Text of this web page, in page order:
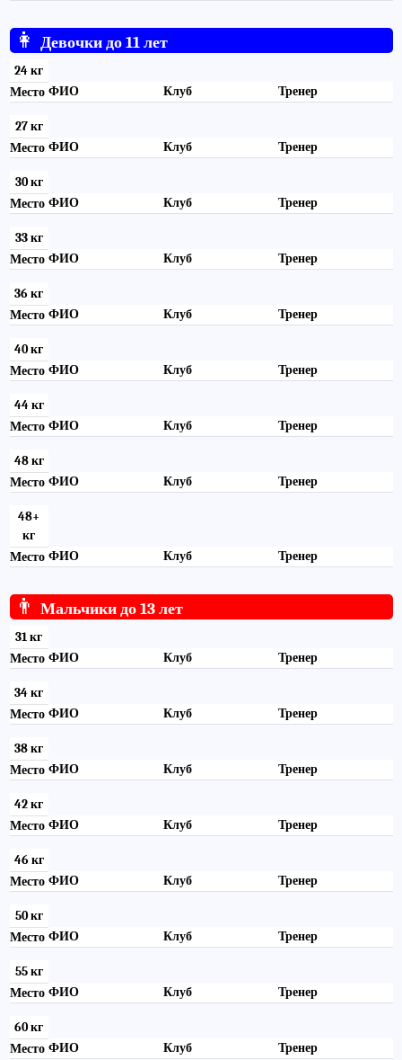
👩 Девочки до 11 лет
24 кг
Место ФИО Клуб Тренер
27 кг
Место ФИО Клуб Тренер
30 кг
Место ФИО Клуб Тренер
33 кг
Место ФИО Клуб Тренер
36 кг
Место ФИО Клуб Тренер
40 кг
Место ФИО Клуб Тренер
44 кг
Место ФИО Клуб Тренер
48 кг
Место ФИО Клуб Тренер
48+
кг
Место ФИО Клуб Тренер
👨 Мальчики до 13 лет
31 кг
Место ФИО Клуб Тренер
34 кг
Место ФИО Клуб Тренер
38 кг
Место ФИО Клуб Тренер
42 кг
Место ФИО Клуб Тренер
46 кг
Место ФИО Клуб Тренер
50 кг
Место ФИО Клуб Тренер
55 кг
Место ФИО Клуб Тренер
60 кг
Место ФИО Клуб Тренер